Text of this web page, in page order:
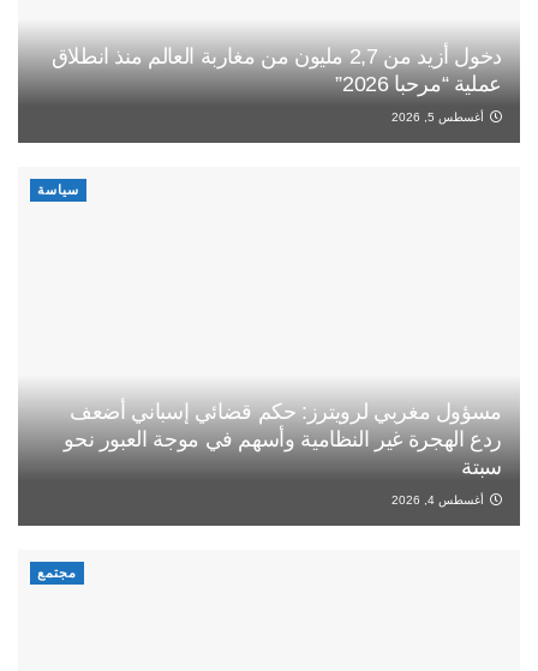
دخول أزيد من 2,7 مليون من مغاربة العالم منذ انطلاق
عملية “مرحبا 2026”
أغسطس 5, 2026
سياسة
مسؤول مغربي لرويترز: حكم قضائي إسباني أضعف
ردع الهجرة غير النظامية وأسهم في موجة العبور نحو
سبتة
أغسطس 4, 2026
مجتمع